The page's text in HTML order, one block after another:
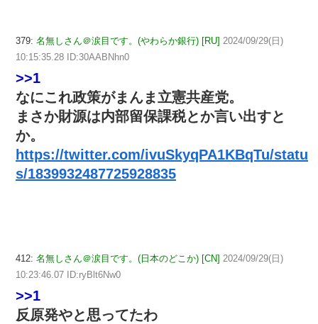
379: 名無しさん＠涙目です。(やわらか銀行) [RU] 2024/09/29(日)
10:15:35.28 ID:30AABNhn0
>>1
なにこれ政策がまんま立憲共産党。
まさか財源は内部留保課税とか言い出すと
か。
https://twitter.com/ivuSkyqPA1KBqTu/statu
s/1839932487725928835
412: 名無しさん＠涙目です。(日本のどこか) [CN] 2024/09/29(日)
10:23:46.07 ID:ryBlt6Nw0
>>1
反原発やと思ってたわ